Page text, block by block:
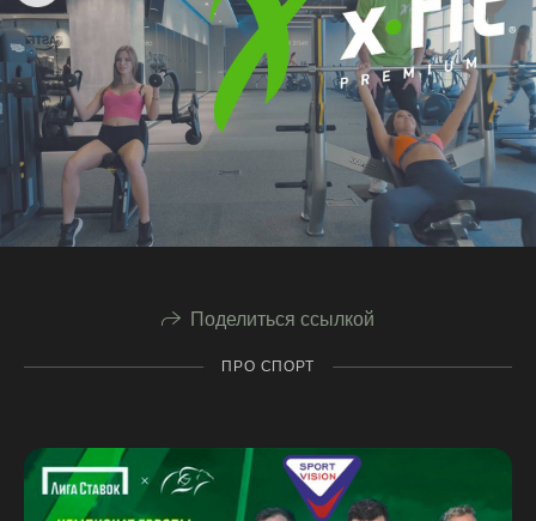
Поделиться ссылкой
ПРО СПОРТ